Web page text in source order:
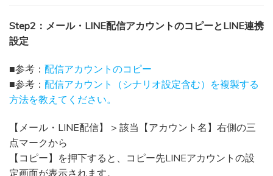
Step2：メール・LINE配信アカウントのコピーとLINE連携
設定
■参考： 配信アカウントのコピー
■参考： 配信アカウント（シナリオ設定含む）を複製する
方法を教えてください。
【メール・LINE配信】 > 該当【アカウント名】右側の三
点マークから
【コピー】を押下すると、コピー先LINEアカウントの設
定画面が表示されます。